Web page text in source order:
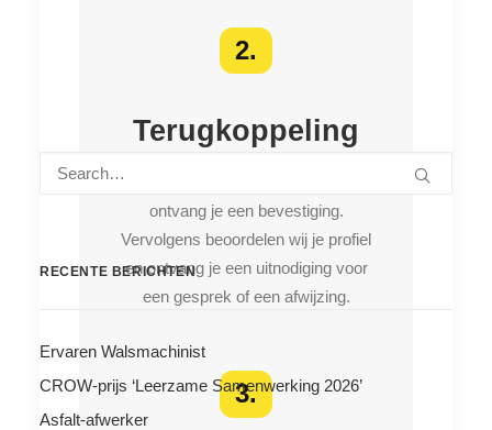
2.
Terugkoppeling
ontvang je een bevestiging.
Vervolgens beoordelen wij je profiel
en ontvang je een uitnodiging voor
een gesprek of een afwijzing.
3.
RECENTE BERICHTEN
Ervaren Walsmachinist
CROW-prijs ‘Leerzame Samenwerking 2026’
Asfalt-afwerker